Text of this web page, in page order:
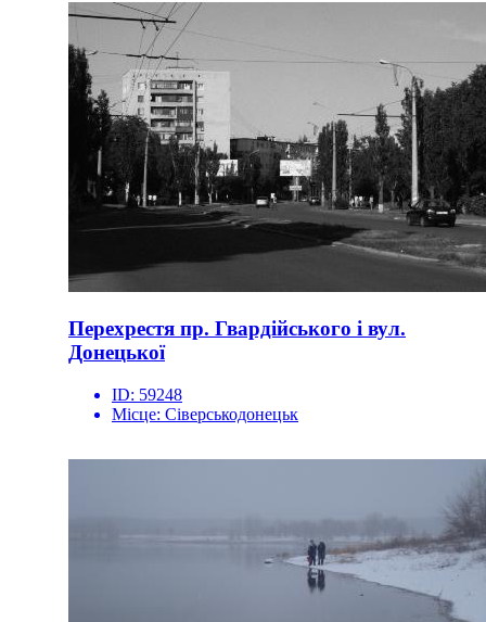
Перехрестя пр. Гвардійського і вул.
Донецької
ID: 59248
Місце: Сіверськодонецьк